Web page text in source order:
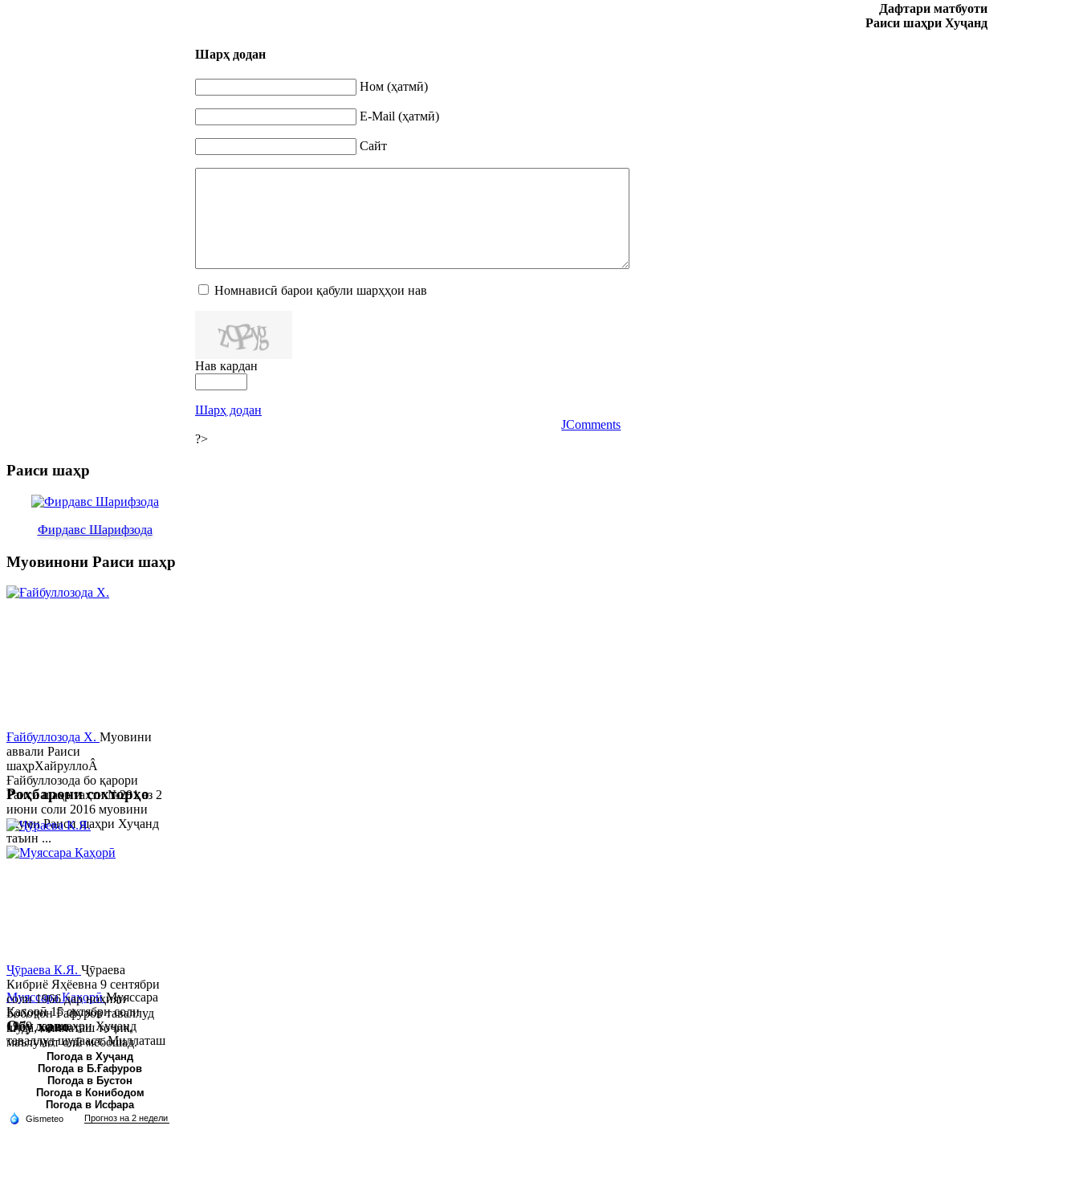
Дафтари матбуоти
Раиси шаҳри Хуҷанд
Шарҳ додан
Ном (ҳатмӣ)
E-Mail (ҳатмӣ)
Сайт
Номнависӣ барои қабули шарҳҳои нав
Нав кардан
Шарҳ додан
JComments
?>
Раиси шаҳр
Фирдавс Шарифзода
Муовинони Раиси шаҳр
Ғайбуллозода Х. Муовини
аввали Раиси
шаҳрХайруллоÂ
Ғайбуллозода бо қарори
Раиси шаҳр таҳти №281 аз 2
июни соли 2016 муовини
якуми Раиси шаҳри Хуҷанд
таъин ...
Муяссара ҚаҳорӣМуяссара
Қаҳорӣ 15 октябри соли
1979 дар шаҳри Хуҷанд
таваллуд шудааст. Миллаташ
тоҷик. Маълумот олӣ. Соли
2002 Донишгоҳи давлатии
Хуҷанд ба...
Роҳбарони сохторҳо
Ҷӯраева К.Я. Ҷӯраева
Кибриё Яҳёевна 9 сентябри
соли 1966 дар ноҳияи
Бобоҷон Ғафуров таваллуд
шуда, миллаташ тоҷик,
маълумот олӣ мебошад.
Соли 1997 Донишг...
Обу хаво
Погода в Хуҷанд
Погода в Б.Ғафуров
Погода в Бустон
Погода в Конибодом
Погода в Исфара